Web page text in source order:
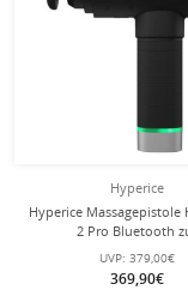
Hyperice
Hyperice Massagepistole
2 Pro Bluetooth
UVP: 379,00€
369,90€